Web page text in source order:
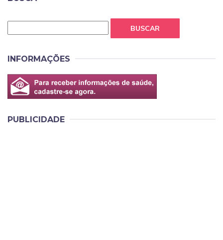
BUSCAR
INFORMAÇÕES
PUBLICIDADE